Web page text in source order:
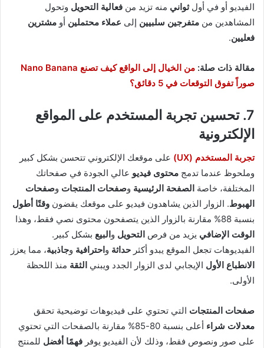
الفيديو أو في أولثواني منه تزيد من فعالية التحويل وتحول
المشاهدين من متفرجين سلبيين إلى عملاء محتملين أو مشترين
فعليين.
مقالة ذات صلة:
من الخيال إلى الواقع كيف تصنع Nano Banana
صوراً تفوق التوقعات في 5 دقائق؟
7. تحسين تجربة المستخدم على المواقع
الإلكترونية
تجربة المستخدم (UX)
على موقعك الإلكتروني تتحسن بشكل كبير
وملحوظ عندما تدمج محتوى فيديو عالي الجودة في صفحاتك
المختلفة، خاصة الصفحة الرئيسية وصفحات المنتجات وصفحات
الهبوط. الزوار الذين يشاهدون فيديو على موقعك يقضون وقتًا أطول
بنسبة 88% مقارنة بالزوار الذين يتصفحون محتوى نصي فقط، وهذا
الوقت الإضافي يزيد من فرص التحويل و البيع بشكل كبير.
الفيديوهات تجعل الموقع يبدو أكثر حداثة و احترافية وجاذبية، مما يعزز
الانطباع الأول الإيجابي لدى الزوار الجدد ويبني الثقة منذ اللحظة
الأولى.
صفحات المنتجات التي تحتوي على فيديوهات توضيحية تحقق
معدلات شراء
أعلى بنسبة 80-85% مقارنة بالصفحات التي تحتوي
على صور ونصوص فقط، وذلك لأن الفيديو يوفر فهمًا أفضل للمنتج